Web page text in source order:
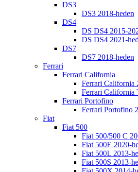
DS3
DS3 2018-heden
DS4
DS DS4 2015-
DS DS4 2021-
DS7
DS7 2018-heden
Ferrari
Ferrari California
Ferrari California
Ferrari California
Ferrari Portofino
Ferrari Portofino
Fiat
Fiat 500
Fiat 500/500 C
Fiat 500E 2020-
Fiat 500L 2013-
Fiat 500S 2013-